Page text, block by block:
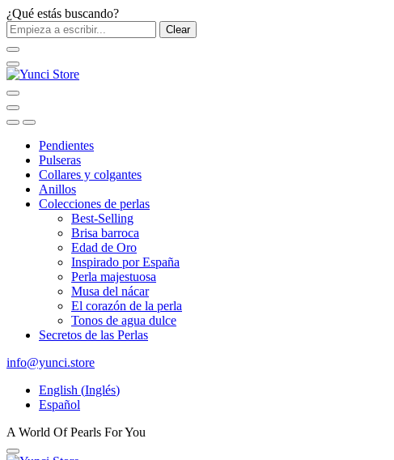
¿Qué estás buscando?
Clear
Pendientes
Pulseras
Collares y colgantes
Anillos
Colecciones de perlas
Best-Selling
Brisa barroca
Edad de Oro
Inspirado por España
Perla majestuosa
Musa del nácar
El corazón de la perla
Tonos de agua dulce
Secretos de las Perlas
info@yunci.store
English (Inglés)
Español
A World Of Pearls For You